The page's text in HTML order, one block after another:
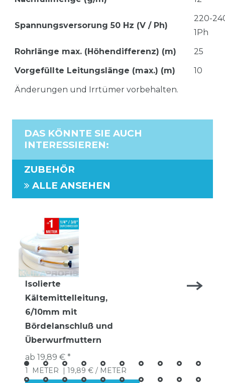
Spannungsversorung 50 Hz (V / Ph)
220-
1Ph
Rohrlänge max. (Höhendifferenz) (m)
25
Vorgefüllte Leitungslänge (max.) (m)
10
Änderungen und Irrtümer vorbehalten.
DAS KÖNNTE SIE AUCH
INTERESSIEREN:
ZUBEHÖR
ALLE ANSEHEN
Isolierte
Kältemittelleitung,
6/10mm mit
Bördelanschluß und
Überwurfmuttern
ab 19,89 € *
1 METER | 19,89 € / METER